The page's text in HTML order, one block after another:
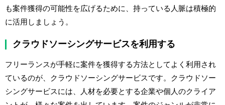
も案件獲得の可能性を広げるために、持っている人脈は積極的
に活用しましょう。
クラウドソーシングサービスを利用する
フリーランスが手軽に案件を獲得する方法としてよく利用され
ているのが、クラウドソーシングサービスです。クラウドソー
シングサービスには、人材を必要とする企業や個人のクライア